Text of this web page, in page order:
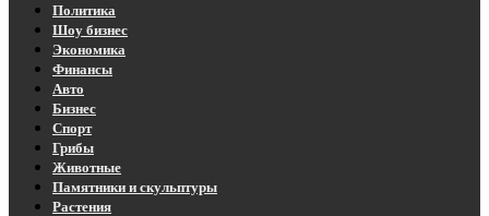
Политика
Шоу бизнес
Экономика
Финансы
Авто
Бизнес
Спорт
Грибы
Животные
Памятники и скульптуры
Растения